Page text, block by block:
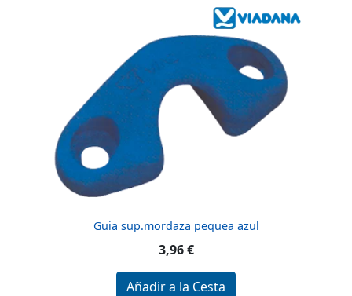
Guia sup.mordaza pequea azul
3,96 €
Añadir a la Cesta